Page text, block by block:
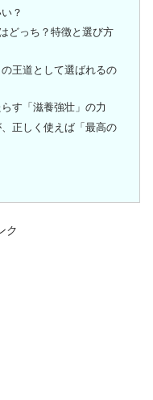
？
どっち？特徴と選び方
王道として選ばれるの
す「滋養強壮」の力
正しく使えば「最高の
ク